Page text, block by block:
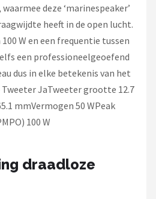
deze ‘marinespeaker’
heeft in de open lucht.
W en een frequentie tussen
een professioneelgeoefend
dus in elke betekenis van het
Tweeter JaTweeter grootte 12.7
mmVermogen 50 WPeak
100 W
draadloze